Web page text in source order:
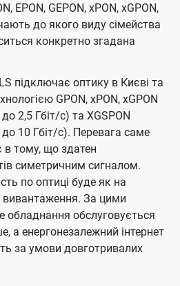
EPON, GEPON, xPON, xGPON,
до якого виду сімейства
конкретно згадана
підключає оптику в Києві та
GPON, xPON, xGPON
2,5 Гбіт/с) та XGSPON
до 10 Гбіт/с). Перевага саме
в тому, що здатен
симетричним сигналом.
по оптиці буде як на
вивантаження. За цими
обладнання обслуговується
а енергонезалежний інтернет
за умови довготривалих